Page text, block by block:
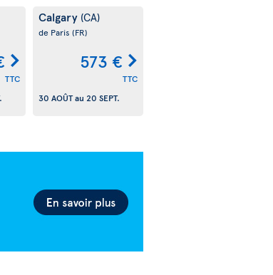
TTC
Calgary (CA)
de Paris (FR)
573 €
TTC
30 AOÛTau 20 SEPT.